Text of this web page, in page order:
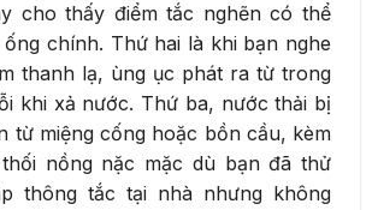
cho thấy điểm tắc nghẽn có thể
chính. Thứ hai là khi bạn nghe
thanh lạ, ùng ục phát ra từ trong
khi xả nước. Thứ ba, nước thải bị
từ miệng cống hoặc bồn cầu, kèm
nồng nặc mặc dù bạn đã thử
thông tắc tại nhà nhưng không